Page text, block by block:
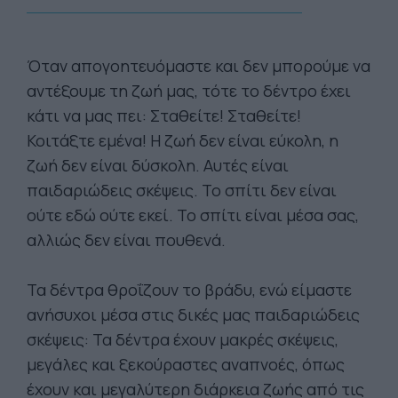
Όταν απογοητευόμαστε και δεν μπορούμε να
αντέξουμε τη ζωή μας, τότε το δέντρο έχει
κάτι να μας πει: Σταθείτε! Σταθείτε!
Κοιτάξτε εμένα! Η ζωή δεν είναι εύκολη, η
ζωή δεν είναι δύσκολη. Αυτές είναι
παιδαριώδεις σκέψεις. Το σπίτι δεν είναι
ούτε εδώ ούτε εκεί. Το σπίτι είναι μέσα σας,
αλλιώς δεν είναι πουθενά.
Τα δέντρα θροΐζουν το βράδυ, ενώ είμαστε
ανήσυχοι μέσα στις δικές μας παιδαριώδεις
σκέψεις: Τα δέντρα έχουν μακρές σκέψεις,
μεγάλες και ξεκούραστες αναπνοές, όπως
έχουν και μεγαλύτερη διάρκεια ζωής από τις